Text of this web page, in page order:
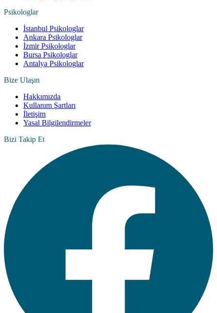
Psikologlar
İstanbul Psikologlar
Ankara Psikologlar
İzmir Psikologlar
Bursa Psikologlar
Antalya Psikologlar
Bize Ulaşın
Hakkımızda
Kullanım Şartları
İletişim
Yasal Bilgilendirmeler
Bizi Takip Et